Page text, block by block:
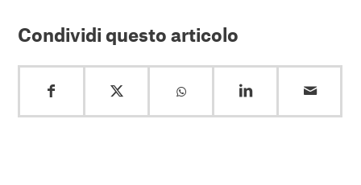
Condividi questo articolo